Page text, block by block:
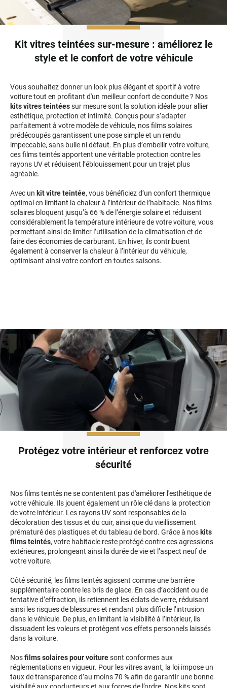
Honda
Hyundai
Infiniti
Isuzu
Iveco
Jaecoo
Jaguar
Jeep
Jetour
Kandi
Karma
Lamborghini
Lancia
Ligier
Lincoln
Lucid
Man
Maserati
Maybach
McLaren
Mercedes-Benz
Mercury
MicroCar
Kit vitres teintées sur-mesure : améliorez le
style et le confort de votre véhicule
Vous souhaitez donner un look plus élégant et sportif à votre
voiture tout en profitant d'un meilleur confort de conduite ? Nos
kits vitres teintéessur mesure sont la solution idéale pour allier
esthétique, protection et intimité. Conçus pour s’adapter
parfaitement à votre modèle de véhicule, nos films solaires
prédécoupés garantissent une pose simple et un rendu
impeccable, sans bulle ni défaut. En plus d’embellir votre voiture,
ces films teintés apportent une véritable protection contre les
rayons UV et réduisent l’éblouissement pour un trajet plus
agréable.
Avec un kit vitre teintée, vous bénéficiez d’un confort thermique
optimal en limitant la chaleur à l’intérieur de l’habitacle. Nos films
solaires bloquent jusqu’à 66 % de l’énergie solaire et réduisent
considérablement la température intérieure de votre voiture, vous
permettant ainsi de limiter l’utilisation de la climatisation et de
faire des économies de carburant. En hiver, ils contribuent
également à conserver la chaleur à l’intérieur du véhicule,
optimisant ainsi votre confort en toutes saisons.
Protégez votre intérieur et renforcez votre
sécurité
Nos films teintés ne se contentent pas d'améliorer l'esthétique de
votre véhicule. Ils jouent également un rôle clé dans la protection
de votre intérieur. Les rayons UV sont responsables de la
décoloration des tissus et du cuir, ainsi que du vieillissement
prématuré des plastiques et du tableau de bord. Grâce à nos kits
films teintés, votre habitacle reste protégé contre ces agressions
extérieures, prolongeant ainsi la durée de vie et l’aspect neuf de
votre voiture.
Côté sécurité, les films teintés agissent comme une barrière
supplémentaire contre les bris de glace. En cas d’accident ou de
tentative d’effraction, ils retiennent les éclats de verre, réduisant
ainsi les risques de blessures et rendant plus difficile l’intrusion
dans le véhicule. De plus, en limitant la visibilité à l’intérieur, ils
dissuadent les voleurs et protègent vos effets personnels laissés
dans la voiture.
Nosfilms solaires pour voituresont conformes aux
réglementations en vigueur. Pour les vitres avant, la loi impose un
taux de transparence d’au moins 70 % afin de garantir une bonne